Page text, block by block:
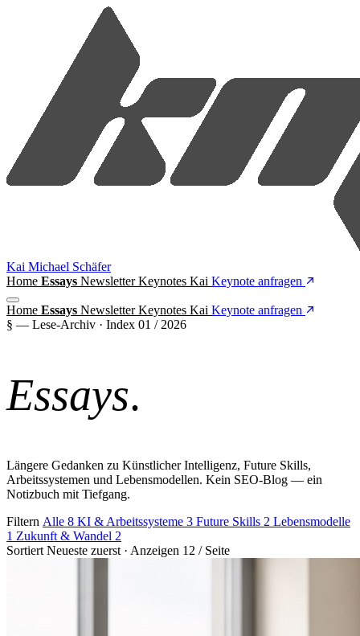
Kai Michael Schäfer
Home Essays NewsletterKeynotes Kai Keynote anfragen
Home Essays NewsletterKeynotes Kai Keynote anfragen
§ — Lese-Archiv · Index 01 / 2026
Essays.
Längere Gedanken zu Künstlicher Intelligenz, Future Skills,
Arbeitssystemen und Lebensmodellen. Kein SEO-Blog — ein
Notizbuch mit Tiefgang.
Filtern Alle 8 KI & Arbeitssysteme 3 Future Skills 2 Lebensmodelle
1 Zukunft & Wandel 2
Sortiert Neueste zuerst · Anzeigen 12 / Seite